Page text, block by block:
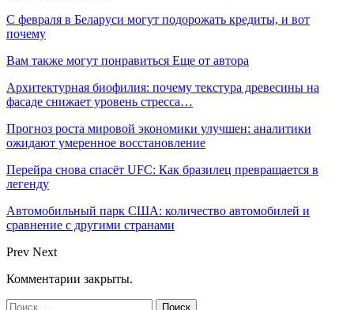
С февраля в Беларуси могут подорожать кредиты, и вот
почему
Вам также могут понравиться Еще от автора
Архитектурная биофилия: почему текстура древесины на
фасаде снижает уровень стресса…
Прогноз роста мировой экономики улучшен: аналитики
ожидают умеренное восстановление
Перейра снова спасёт UFC: Как бразилец превращается в
легенду
Автомобильный парк США: количество автомобилей и
сравнение с другими странами
Prev Next
Комментарии закрыты.